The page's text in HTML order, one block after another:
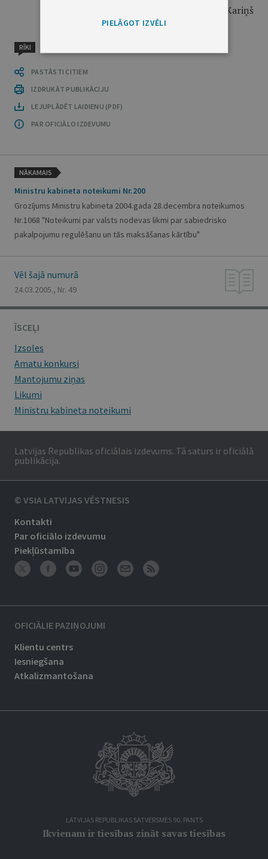
Ekonomikas ministrs A.K.Kariņš
RĪKI
PASTĀSTI CITIEM
IZDRUKĀT PUBLIKĀCIJU
LEJUPLĀDĒT LAIDIENU (PDF)
PAR OFICIĀLO IZDEVUMU
NĀKAMAIS
Ministru kabineta noteikumi Nr.200
Grozījums Ministru kabineta 2004.gada 28.decembra noteikumos
Nr.1068 "Noteikumi par valsts nodevas likmi par sabiedrisko
pakalpojumu regulēšanu un tās maksāšanas kārtību"
Vēl šajā numurā
24.03.2005., Nr. 49
ĪSCEĻI
Izsoles
Amatu konkursi
Mantojumu ziņas
Likumi
Ministru kabineta noteikumi
Latvijas Republikas oficiālais izdevums. Tā saturs ir oficiālā
publikācija.
© VSIA LATVIJAS VĒSTNESIS
Kontakti
Par oficiālo izdevumu
Piekļūstamība
OFICIĀLIE PAZIŅOJUMI
Klientu centrs
Iesniegšana
Atkalizmantošana
LATVIJAS REPUBLIKAS SATVERSMES 90. PANTS
Ikvienam ir tiesības zināt savas tiesības
PIELĀGOT IZVĒLI